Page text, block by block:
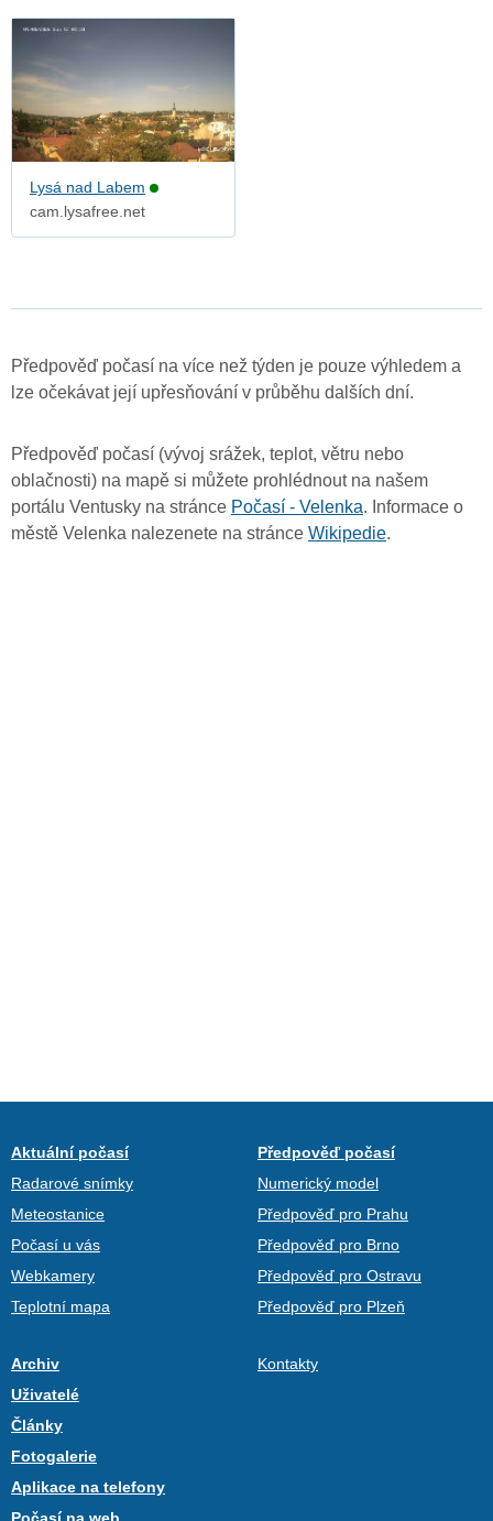
Lysá nad Labem
cam.lysafree.net
Předpověď počasí na více než týden je pouze výhledem a
lze očekávat její upřesňování v průběhu dalších dní.
Předpověď počasí (vývoj srážek, teplot, větru nebo
oblačnosti) na mapě si můžete prohlédnout na našem
portálu Ventusky na stránce Počasí - Velenka. Informace o
městě Velenka nalezenete na stránce Wikipedie.
Aktuální počasí
Radarové snímky
Meteostanice
Počasí u vás
Webkamery
Teplotní mapa
Předpověď počasí
Numerický model
Předpověď pro Prahu
Předpověď pro Brno
Předpověď pro Ostravu
Předpověď pro Plzeň
Archiv
Uživatelé
Články
Fotogalerie
Aplikace na telefony
Kontakty